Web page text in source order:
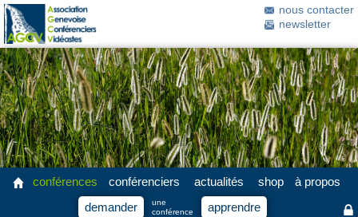
nous contacter
newsletter
conférences conférenciers actualités shop
à propos
demander
une
conférence
apprendre